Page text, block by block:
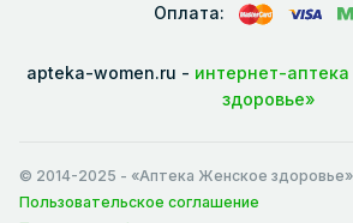
Оплата:
apteka-women.ru - интернет-
здоровье»
© 2014-2025 - «Аптека Женское здоровье»
Пользовательское соглашение